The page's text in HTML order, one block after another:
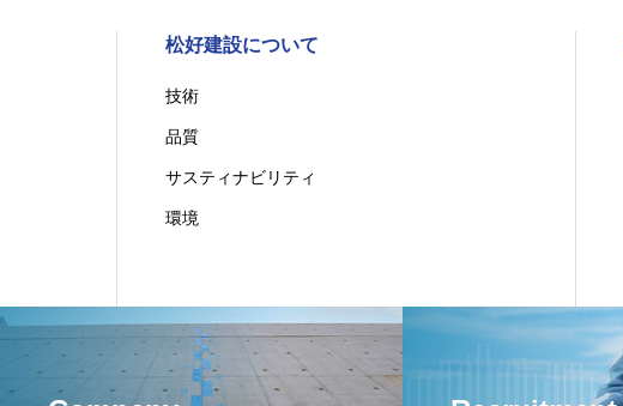
松好建設について
技術
品質
サスティナビリティ
環境